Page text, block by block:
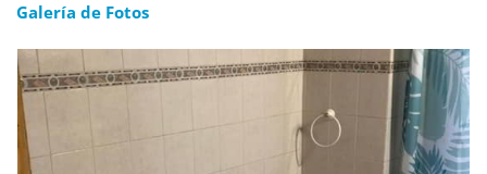
Galería de Fotos